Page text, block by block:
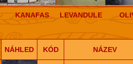
KANAFAS LEVANDULE
NÁHLED KÓD NÁZEV